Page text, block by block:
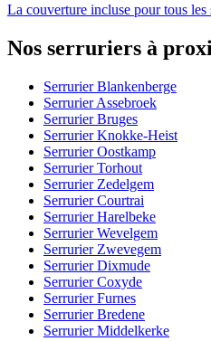
La couverture incluse pour tous les
Nos serruriers à
Serrurier Blankenberge
Serrurier Assebroek
Serrurier Bruges
Serrurier Knokke-Heist
Serrurier Oostkamp
Serrurier Torhout
Serrurier Zedelgem
Serrurier Courtrai
Serrurier Harelbeke
Serrurier Wevelgem
Serrurier Zwevegem
Serrurier Dixmude
Serrurier Coxyde
Serrurier Furnes
Serrurier Bredene
Serrurier Middelkerke